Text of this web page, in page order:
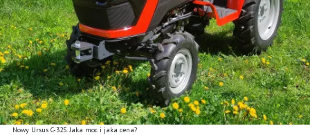
Nowy Ursus C-325. Jaka moc i jaka cena?